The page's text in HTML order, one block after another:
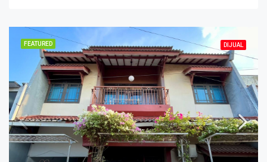
FEATURED DIJUAL